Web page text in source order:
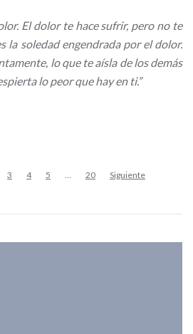
El dolor te hace sufrir, pero no te
la soledad engendrada por el dolor.
lo que te aísla de los demás
lo peor que hay en ti.”
3 4 5 20 Siguiente